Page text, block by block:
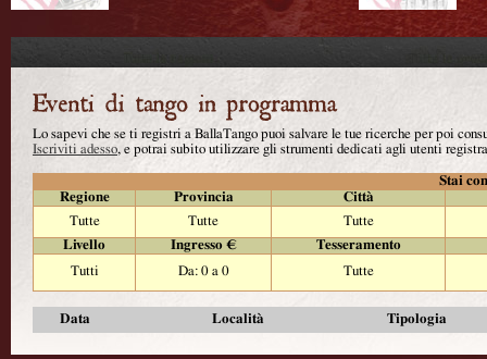
Lo sapevi che se ti registri a BallaTango puoi salvare le tue ricerche per poi
Iscriviti adesso, e potrai subito utilizzare gli strumenti dedicati agli utenti
Stai
Regione
Provincia
Città
Tutte
Tutte
Tutte
Livello
Ingresso €
Tesseramento
Tutti
Da: 0 a 0 Tutte
Data Località Tipologia